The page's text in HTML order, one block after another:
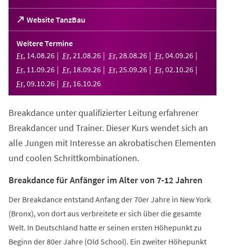
Website TanzBau
(Öffnet
in
einem
neuen
Tab)
Weitere Termine
Fr, 14.08.26 Fr, 21 .08.26 Fr, 28.08.26 Fr, 04.09.26
Fr, 11 .09.26 Fr, 18.09.26 Fr, 25.09.26 Fr, 02.10.26
Fr, 09.10.26 Fr, 16.10.26
Breakdance unter qualifizierter Leitung erfahrener
Breakdancer und Trainer. Dieser Kurs wendet sich an
alle Jungen mit Interesse an akrobatischen Elementen
und coolen Schrittkombinationen.
Breakdance für Anfänger im Alter von 7-12 Jahren
Der Breakdance entstand Anfang der 70er Jahre in New York
(Bronx), von dort aus verbreitete er sich über die gesamte
Welt. In Deutschland hatte er seinen ersten Höhepunkt zu
Beginn der 80er Jahre (Old School). Ein zweiter Höhepunkt